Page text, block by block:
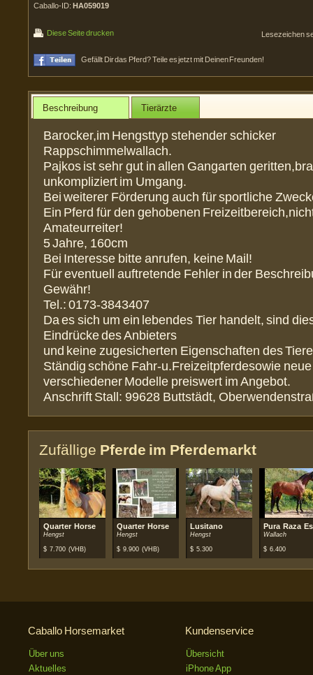
Caballo-ID: HA059019
Diese Seite drucken Lesezeichen
Gefällt Dir das Pferd? Teile es jetzt mit Deinen Freunden!
Beschreibung Tierärzte
Barocker,im Hengsttyp stehender schicker
Rappschimmelwallach.
Pajkos ist sehr gut in allen Gangarten
unkompliziert im Umgang.
Bei weiterer Förderung auch für sportliche
Ein Pferd für den gehobenen
Amateurreiter!
5 Jahre, 160cm
Bei Interesse bitte anrufen, keine Mail!
Für eventuell auftretende Fehler in der
Gewähr!
Tel.: 0173-3843407
Da es sich um ein lebendes Tier handelt, sind
Eindrücke des Anbieters
und keine zugesicherten Eigenschaften des
Ständig schöne Fahr-u.Freizeitpferdesowie
verschiedener Modelle preiswert im Angebot.
Anschrift Stall: 99628 Buttstädt,
Zufällige Pferde im Pferdemarkt
Quarter Horse
Hengst
$ 7.700 (VHB)
Quarter Horse
Hengst
$ 9.900 (VHB)
Lusitano
Hengst
$ 5.300
Pura Raza
Wallach
$ 6.400
Caballo Horsemarket
Über uns
Aktuelles
Kundenservice
Übersicht
iPhone App